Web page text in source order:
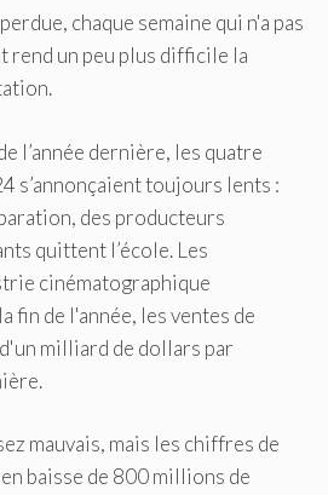
chaque semaine qui n'a pas
rend un peu plus difficile la
l’année dernière, les quatre
s’annonçaient toujours lents :
des producteurs
quittent l’école. Les
cinématographique
fin de l'année, les ventes de
milliard de dollars par
mauvais, mais les chiffres de
baisse de 800 millions de